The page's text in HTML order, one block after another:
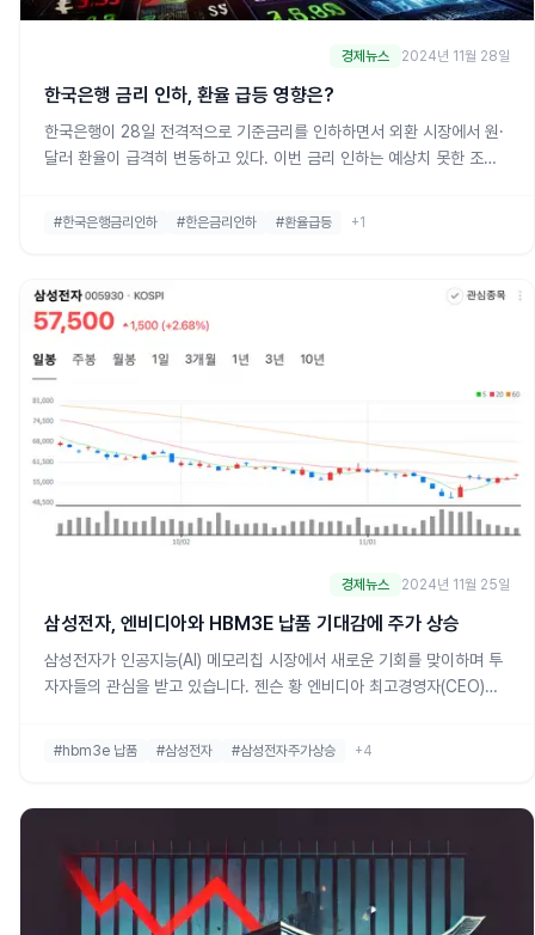
경제뉴스 2024년 11월 28일
한국은행 금리 인하, 환율 급등 영향은?
한국은행이 28일 전격적으로 기준금리를 인하하면서 외환 시장에서 원·
달러 환율이 급격히 변동하고 있다. 이번 금리 인하는 예상치 못한 조치
#한국은행금리인하 #한은금리인하 #환율급등 +1
경제뉴스 2024년 11월 25일
삼성전자, 엔비디아와 HBM3E 납품 기대감에 주가 상승
삼성전자가 인공지능(AI) 메모리칩 시장에서 새로운 기회를 맞이하며 투
자자들의 관심을 받고 있습니다. 젠슨 황 엔비디아 최고경영자(CEO)가
#hbm3e 납품 #삼성전자 #삼성전자주가상승 +4